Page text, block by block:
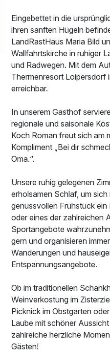
Eingebettet in die
ihren sanften Hügeln
LandRastHaus Maria Bild
Wallfahrtskirche in ruhiger
und Radwegen. Mit dem
Thermenresort Loipersdorf
erreichbar.
In unserem Gasthof
regionale und saisonale
Koch Roman freut sich am
Kompliment „Bei dir
Oma.“.
Unsere ruhig gelegenen
erholsamen Schlaf, um sich
genussvollen Frühstück
oder eines der zahlreichen
Sportangebote
gern und organisieren
Wanderungen und
Entspannungsangebote.
Ob im traditionellen
Weinverkostung im
Picknick im Obstgarten
Laube mit schöner
zahlreiche herzliche
Gästen!